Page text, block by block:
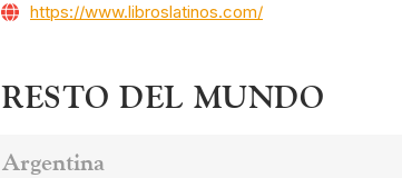
https://www.libroslatinos.com/
RESTO DEL MUNDO
Argentina